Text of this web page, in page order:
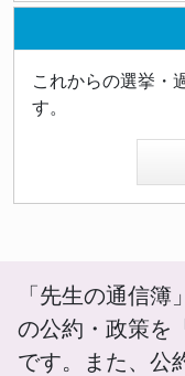
これからの選挙・
す。
「先生の通信
の公約・政策を
です。また、公